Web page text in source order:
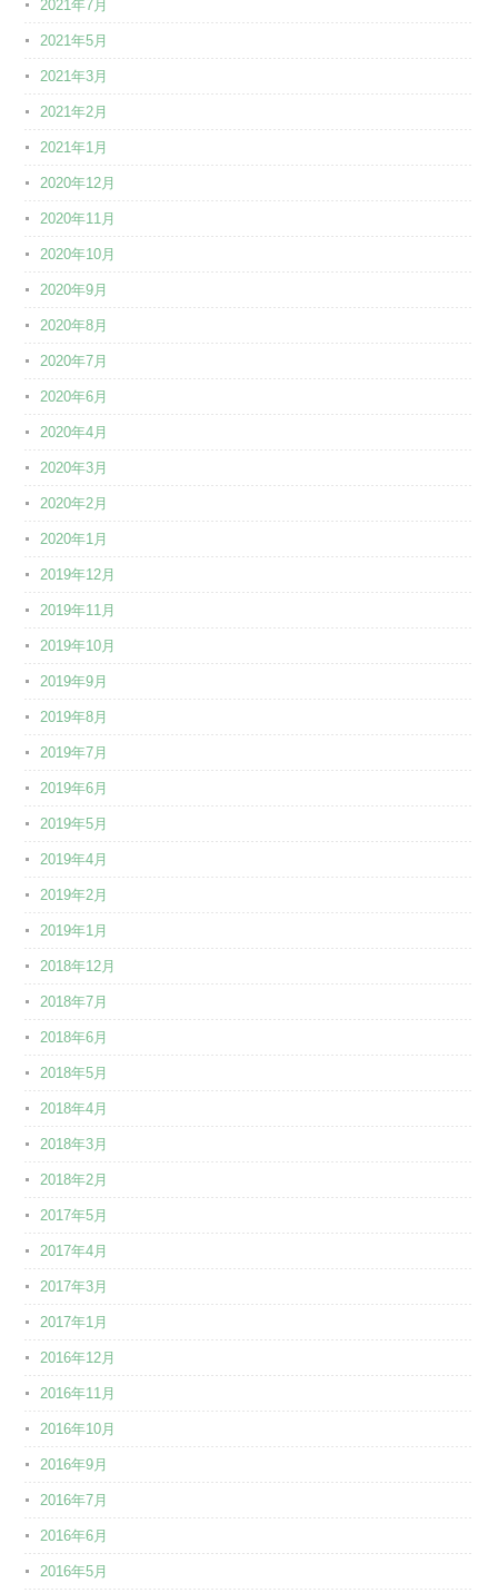
2021年7月
2021年5月
2021年3月
2021年2月
2021年1月
2020年12月
2020年11月
2020年10月
2020年9月
2020年8月
2020年7月
2020年6月
2020年4月
2020年3月
2020年2月
2020年1月
2019年12月
2019年11月
2019年10月
2019年9月
2019年8月
2019年7月
2019年6月
2019年5月
2019年4月
2019年2月
2019年1月
2018年12月
2018年7月
2018年6月
2018年5月
2018年4月
2018年3月
2018年2月
2017年5月
2017年4月
2017年3月
2017年1月
2016年12月
2016年11月
2016年10月
2016年9月
2016年7月
2016年6月
2016年5月